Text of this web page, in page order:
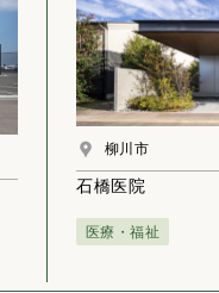
柳川市
石橋医院
医療・福祉